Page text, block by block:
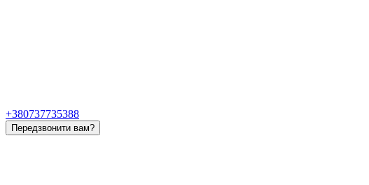
+380737735388
Передзвонити вам?